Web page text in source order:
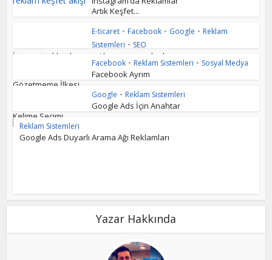
Artık Keşfet...
E-ticaret • Facebook • Google • Reklam
Sistemleri • SEO
İnternet reklamları vergi kapsamına alındı
Facebook • Reklam Sistemleri • Sosyal Medya
Facebook Ayrım
Gözetmeme İlkesi
Google • Reklam Sistemleri
Google Ads İçin Anahtar
Kelime Seçimi
Reklam Sistemleri
Google Ads Duyarlı Arama Ağı Reklamları
Yazar Hakkında